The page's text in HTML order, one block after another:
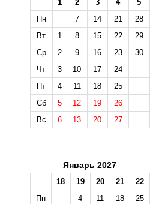
1 2 3 4
5
Пн
7 14 21
28
Вт
1 8 15 22
29
Ср
2 9 16 23
30
Чт
3 10 17
24
Пт
4 11 18
25
Сб
5 12 19
26
Вс
6 13 20 27
Январь 2027
18 19 20 21
22
Пн
4 11 18
25